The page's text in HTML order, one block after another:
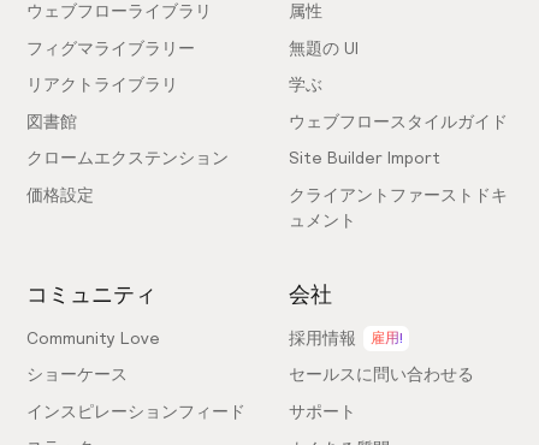
ウェブフローライブラリ
フィグマライブラリー
リアクトライブラリ
図書館
クロームエクステンション
価格設定
属性
無題の UI
学ぶ
ウェブフロースタイルガイド
Site Builder Import
クライアントファーストドキ
ュメント
コミュニティ
Community Love
ショーケース
インスピレーションフィード
会社
採用情報 雇用!
セールスに問い合わせる
サポート